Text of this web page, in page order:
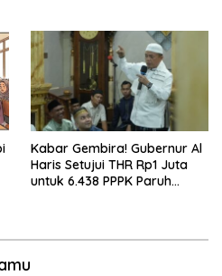
Kabar Gembira! Gubernur Al
Haris Setujui THR Rp1 Juta
untuk 6.438 PPPK Paruh